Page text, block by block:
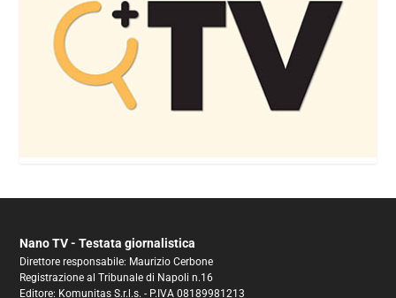
Nano TV - Testata giornalistica
Direttore responsabile: Maurizio Cerbone
Registrazione al Tribunale di Napoli n.16
Editore: Komunitas S.r.l.s. - P.IVA 08189981213